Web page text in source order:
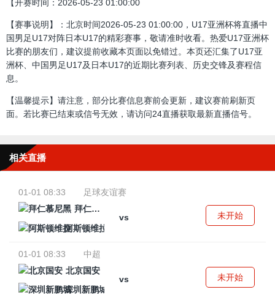
【开赛时间：2026-05-23 01:00:00
【赛事说明】：北京时间2026-05-23 01:00:00，U17亚洲杯将直播中
国男足U17对阵日本U17的精彩赛事，敬请准时收看。热爱U17亚洲杯
比赛的朋友们，建议提前收藏本页面以免错过。本页还汇集了U17亚
洲杯、中国男足U17及日本U17的近期比赛列表、历史交锋及赛程信
息。
【温馨提示】请注意，部分比赛信息赛前会更新，建议赛前刷新页
面。若比赛已结束或信号无效，请访问24直播获取最新直播信号。
相关直播
01-01 08:33
足球友谊赛
拜仁慕尼黑
vs
阿斯顿维拉
未开始
01-01 08:33
中超
北京国安
vs
深圳新鹏城
未开始